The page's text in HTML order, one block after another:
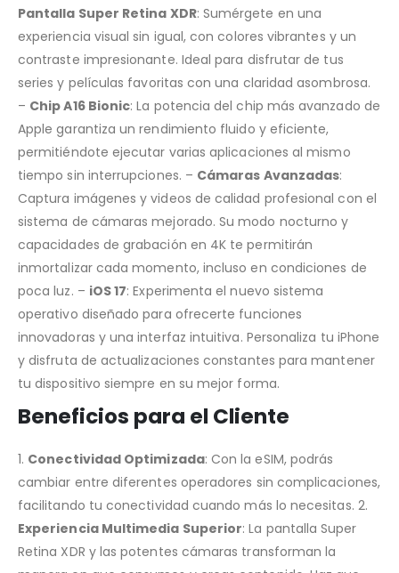
Pantalla Super Retina XDR: Sumérgete en una
experiencia visual sin igual, con colores vibrantes y un
contraste impresionante. Ideal para disfrutar de tus
series y películas favoritas con una claridad asombrosa.
– Chip A16 Bionic: La potencia del chip más avanzado de
Apple garantiza un rendimiento fluido y eficiente,
permitiéndote ejecutar varias aplicaciones al mismo
tiempo sin interrupciones. – Cámaras Avanzadas:
Captura imágenes y videos de calidad profesional con el
sistema de cámaras mejorado. Su modo nocturno y
capacidades de grabación en 4K te permitirán
inmortalizar cada momento, incluso en condiciones de
poca luz. – iOS 17: Experimenta el nuevo sistema
operativo diseñado para ofrecerte funciones
innovadoras y una interfaz intuitiva. Personaliza tu iPhone
y disfruta de actualizaciones constantes para mantener
tu dispositivo siempre en su mejor forma.
Beneficios para el Cliente
1. Conectividad Optimizada: Con la eSIM, podrás
cambiar entre diferentes operadores sin complicaciones,
facilitando tu conectividad cuando más lo necesitas. 2.
Experiencia Multimedia Superior: La pantalla Super
Retina XDR y las potentes cámaras transforman la